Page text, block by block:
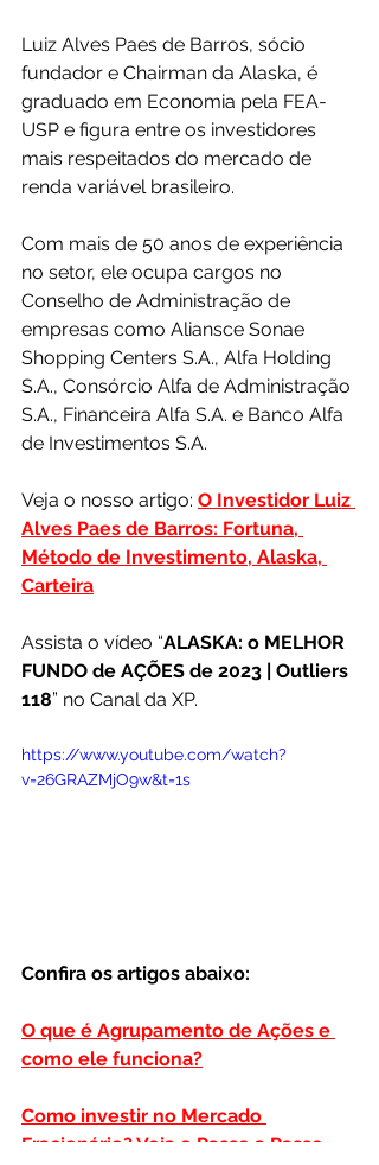
Luiz Alves Paes de Barros, sócio
fundador e Chairman da Alaska, é
graduado em Economia pela FEA-
USP e figura entre os investidores
mais respeitados do mercado de
renda variável brasileiro.
Com mais de 50 anos de experiência
no setor, ele ocupa cargos no
Conselho de Administração de
empresas como Aliansce Sonae
Shopping Centers S.A., Alfa Holding
S.A., Consórcio Alfa de Administração
S.A., Financeira Alfa S.A. e Banco Alfa
de Investimentos S.A.
Veja o nosso artigo: O Investidor Luiz
Alves Paes de Barros: Fortuna,
Método de Investimento, Alaska,
Carteira
Assista o vídeo “ALASKA: o MELHOR
FUNDO de AÇÕES de 2023 | Outliers
118” no Canal da XP.
https://www.youtube.com/watch?
v=26GRAZMjO9w&t=1s
Confira os artigos abaixo:
O que é Agrupamento de Ações e
como ele funciona?
Como investir no Mercado
Fracionário? Veja o Passo a Passo.